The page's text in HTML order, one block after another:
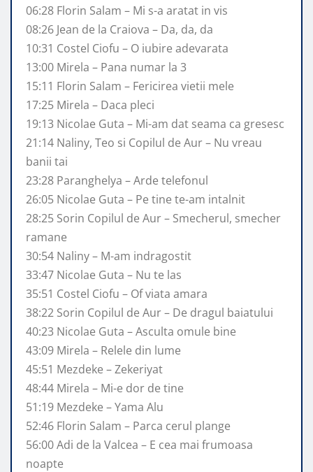
06:28 Florin Salam – Mi s-a aratat in vis
08:26 Jean de la Craiova – Da, da, da
10:31 Costel Ciofu – O iubire adevarata
13:00 Mirela – Pana numar la 3
15:11 Florin Salam – Fericirea vietii mele
17:25 Mirela – Daca pleci
19:13 Nicolae Guta – Mi-am dat seama ca gresesc
21:14 Naliny, Teo si Copilul de Aur – Nu vreau
banii tai
23:28 Paranghelya – Arde telefonul
26:05 Nicolae Guta – Pe tine te-am intalnit
28:25 Sorin Copilul de Aur – Smecherul, smecher
ramane
30:54 Naliny – M-am indragostit
33:47 Nicolae Guta – Nu te las
35:51 Costel Ciofu – Of viata amara
38:22 Sorin Copilul de Aur – De dragul baiatului
40:23 Nicolae Guta – Asculta omule bine
43:09 Mirela – Relele din lume
45:51 Mezdeke – Zekeriyat
48:44 Mirela – Mi-e dor de tine
51:19 Mezdeke – Yama Alu
52:46 Florin Salam – Parca cerul plange
56:00 Adi de la Valcea – E cea mai frumoasa
noapte